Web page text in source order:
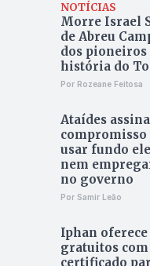
NOTÍCIAS
Morre Israel
de Abreu
dos pioneiros
história do
Por Rozeane Feitosa
Ataídes assina
compromisso
usar fundo
nem
no governo
Por Samir Leão
Iphan oferece
gratuitos com
certificado